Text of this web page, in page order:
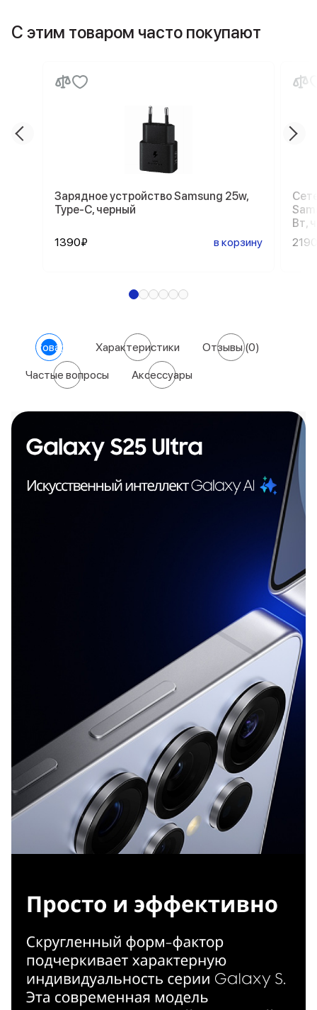
С этим товаром часто покупают
Зарядное устройство Samsung 25w,
Type-C, черный
1390₽ в корзину
Вт,
О товаре Характеристики Отзывы(0)
Частые вопросы Аксессуары